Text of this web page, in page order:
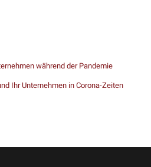
während der Pandemie
Ihr Unternehmen in Corona-Zeiten